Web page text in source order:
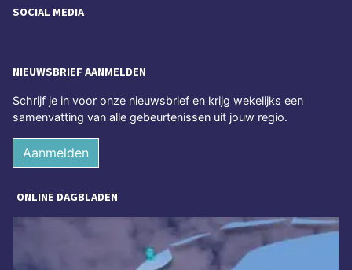
SOCIAL MEDIA
NIEUWSBRIEF AANMELDEN
Schrijf je in voor onze nieuwsbrief en krijg wekelijks een
samenvatting van alle gebeurtenissen uit jouw regio.
Aanmelden
ONLINE DAGBLADEN